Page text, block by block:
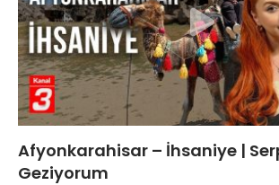
Afyonkarahisar – İhsaniye |
Geziyorum